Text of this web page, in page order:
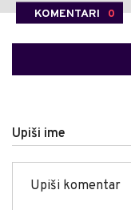
KOMENTARI 0
Upiši ime